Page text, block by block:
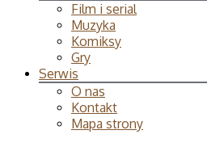
Film i serial
Muzyka
Komiksy
Gry
Serwis
O nas
Kontakt
Mapa strony